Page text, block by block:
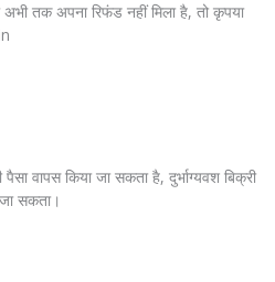
तक अपना रिफंड नहीं मिला है, तो कृपया
वापस किया जा सकता है, दुर्भाग्यवश बिक्री
सकता।